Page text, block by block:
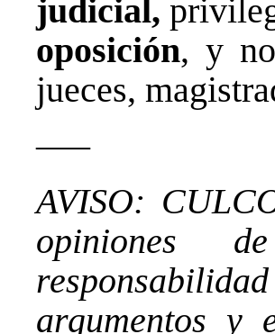
judicial,
oposición, y
jueces,
—–
AVISO:
opiniones
argumentos y